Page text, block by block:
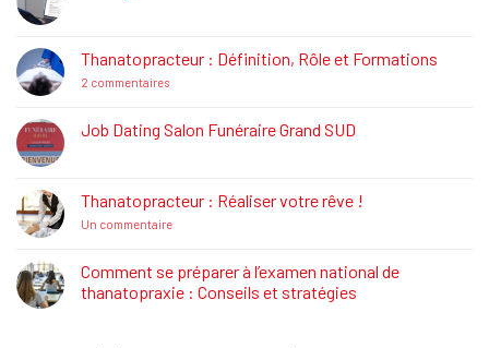
La
Réglementation
Funéraire
Thanatopracteur : Définition, Rôle et Formations
2 commentairessur
Définition,
Rôle
Job Dating Salon Funéraire Grand SUD
Job
Dating
Salon
SUD
Thanatopracteur : Réaliser votre rêve !
Un commentairesur
Réaliser
votre
rêve
Comment se préparer à l’examen national de
thanatopraxie : Conseils et stratégies